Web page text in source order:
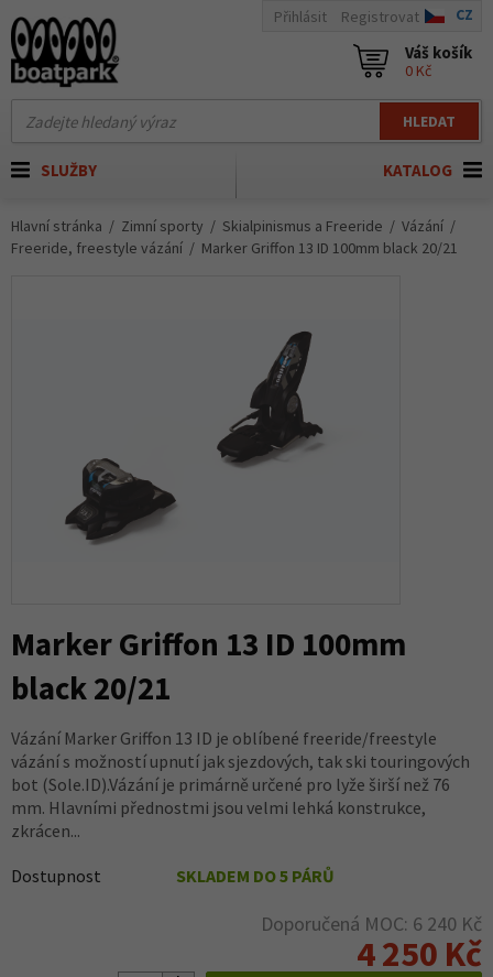
HLEDAT
Přihlásit Registrovat CZ
Váš košík
0 Kč
KATALOG
SLUŽBY
Hlavní stránka Zimní sporty Skialpinismus a Freeride
Vázání
Freeride, freestyle vázání
Marker Griffon 13 ID 100mm black 20/21
Marker Griffon 13 ID 100mm
black 20/21
Vázání Marker Griffon 13 ID je oblíbené freeride/freestyle
vázání s možností upnutí jak sjezdových, tak ski touringových
bot (Sole.ID).Vázání je primárně určené pro lyže širší než 76
mm. Hlavními přednostmi jsou velmi lehká konstrukce,
zkrácen...
Dostupnost SKLADEM DO 5 PÁRŮ
Doporučená MOC: 6 240 Kč
4 250 Kč